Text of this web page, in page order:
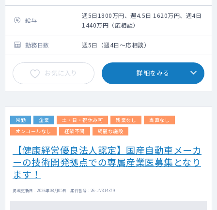
給与
週5日1800万円、週4.5日 1620万円、週4日
1440万円（応相談）
勤務日数 週5日（週4日～応相談）
お気に入り 詳細をみる
常勤 企業 土・日・祝休み可 残業なし
当直なし
オンコールなし
経験不問 綺麗な施設
【健康経営優良法人認定】国産自動車メーカ
ーの技術開発拠点での専属産業医募集となり
ます！
掲載更新日 : 2026年08月05日 案件番号 : 26-JV314379